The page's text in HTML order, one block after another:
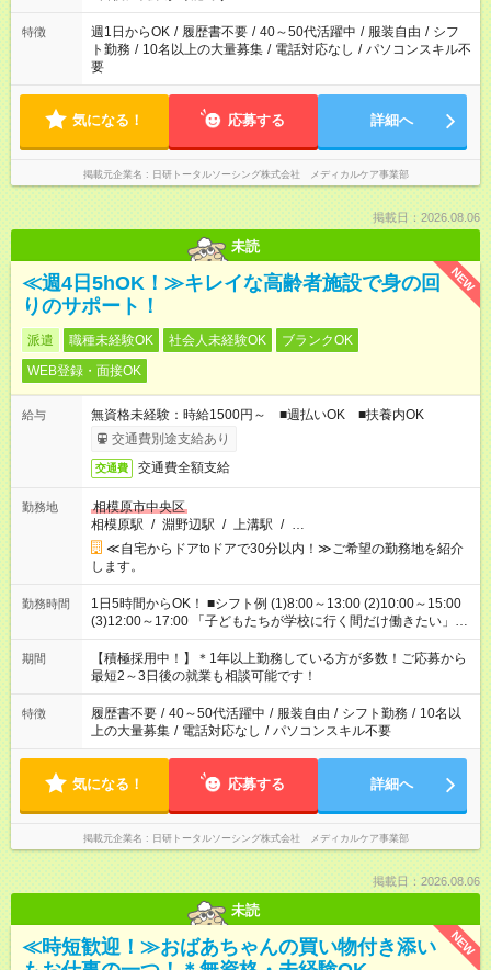
特徴 週1日からOK / 履歴書不要 / 40～50代活躍中 / 服装自由 / シフ
ト勤務 / 10名以上の大量募集 / 電話対応なし / パソコンスキル不
要
気になる！ 応募する 詳細へ
掲載元企業名 日研トータルソーシング株式会社 メディカルケア事業部
掲載日：2026.08.06
未読
NEW
≪週4日5hOK！≫キレイな高齢者施設で身の回
りのサポート！
派遣 職種未経験OK 社会人未経験OK
ブランクOK
WEB登録・面接OK
給与
無資格未経験：時給1500円～ ■週払いOK ■扶養内OK
交通費別途支給あり
交通費 交通費全額支給
勤務地
相模原市中央区
相模原駅 / 淵野辺駅 / 上溝駅 / …
≪自宅からドアtoドアで30分以内！≫ご希望の勤務地を紹介
します。
勤務時間
1日5時間からOK！ ■シフト例 (1)8:00～13:00 (2)10:00～15:00
(3)12:00～17:00 「子どもたちが学校に行く間だけ働きたい」
「余裕を持って夕飯の準備がしたい」 「午前中は働いて、午後
はプライベートの時間にしたい」 など、ご希望を教えてくださ
いね。 ※Wワーク希望の方へ 今ご覧のお仕事で希望する勤務時
間と、もう1つのお仕事の勤務時間が 合計で週40時間を超える
場合は応募できません。
期間
【積極採用中！】＊1年以上勤務している方が多数！ご応募から
最短2～3日後の就業も相談可能です！
特徴 履歴書不要 / 40～50代活躍中 / 服装自由 / シフト勤務 / 10名以
上の大量募集 / 電話対応なし / パソコンスキル不要
気になる！ 応募する 詳細へ
掲載元企業名 日研トータルソーシング株式会社 メディカルケア事業部
掲載日：2026.08.06
未読
NEW
≪時短歓迎！≫おばあちゃんの買い物付き添い